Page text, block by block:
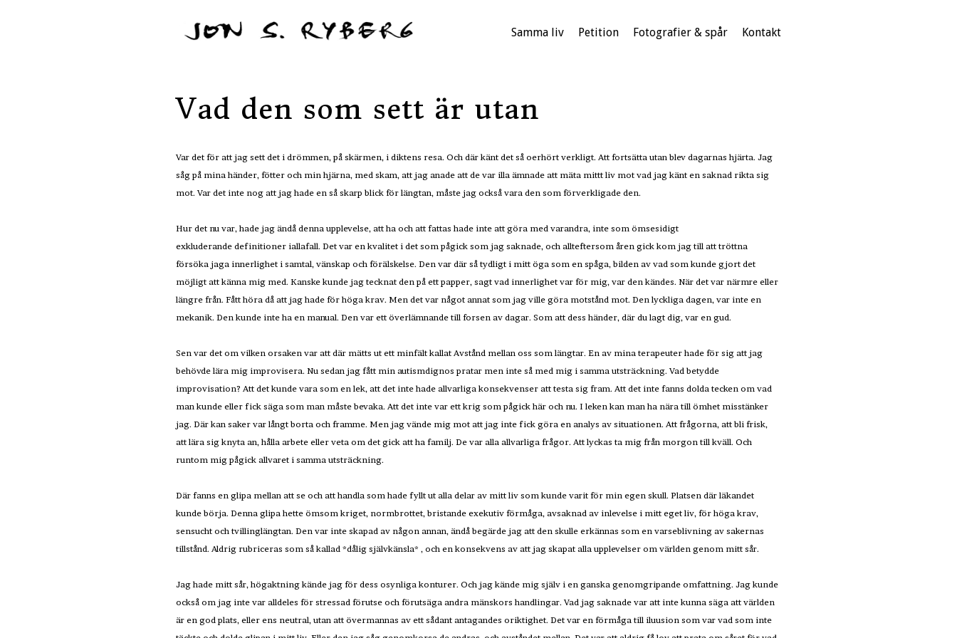
Samma liv Petition Fotografier & spår Kontakt
Vad den som sett är utan
Var det för att jag sett det i drömmen, på skärmen, i diktens resa. Och där känt det så oerhört verkligt. Att fortsätta utan blev dagarnas hjärta. Jag
såg på mina händer, fötter och min hjärna, med skam, att jag anade att de var illa ämnade att mäta mittt liv mot vad jag känt en saknad rikta sig
mot. Var det inte nog att jag hade en så skarp blick för längtan, måste jag också vara den som förverkligade den.
Hur det nu var, hade jag ändå denna upplevelse, att ha och att fattas hade inte att göra med varandra, inte som ömsesidigt
exkluderande definitioner iallafall. Det var en kvalitet i det som pågick som jag saknade, och allteftersom åren gick kom jag till att tröttna
försöka jaga innerlighet i samtal, vänskap och förälskelse. Den var där så tydligt i mitt öga som en spåga, bilden av vad som kunde gjort det
möjligt att känna mig med. Kanske kunde jag tecknat den på ett papper, sagt vad innerlighet var för mig, var den kändes. När det var närmre eller
längre från. Fått höra då att jag hade för höga krav. Men det var något annat som jag ville göra motstånd mot. Den lyckliga dagen, var inte en
mekanik. Den kunde inte ha en manual. Den var ett överlämnande till forsen av dagar. Som att dess händer, där du lagt dig, var en gud.
Sen var det om vilken orsaken var att där mätts ut ett minfält kallat Avstånd mellan oss som längtar. En av mina terapeuter hade för sig att jag
behövde lära mig improvisera. Nu sedan jag fått min autismdignos pratar men inte så med mig i samma utsträckning. Vad betydde
improvisation? Att det kunde vara som en lek, att det inte hade allvarliga konsekvenser att testa sig fram. Att det inte fanns dolda tecken om vad
man kunde eller fick säga som man måste bevaka. Att det inte var ett krig som pågick här och nu. I leken kan man ha nära till ömhet misstänker
jag. Där kan saker var långt borta och framme. Men jag vände mig mot att jag inte fick göra en analys av situationen. Att frågorna, att bli frisk,
att lära sig knyta an, hålla arbete eller veta om det gick att ha familj. De var alla allvarliga frågor. Att lyckas ta mig från morgon till kväll. Och
runtom mig pågick allvaret i samma utsträckning.
Där fanns en glipa mellan att se och att handla som hade fyllt ut alla delar av mitt liv som kunde varit för min egen skull. Platsen där läkandet
kunde börja. Denna glipa hette ömsom kriget, normbrottet, bristande exekutiv förmåga, avsaknad av inlevelse i mitt eget liv, för höga krav,
sensucht och tvillinglängtan. Den var inte skapad av någon annan, ändå begärde jag att den skulle erkännas som en varseblivning av sakernas
tillstånd. Aldrig rubriceras som så kallad *dålig självkänsla* , och en konsekvens av att jag skapat alla upplevelser om världen genom mitt sår.
Jag hade mitt sår, högaktning kände jag för dess osynliga konturer. Och jag kände mig själv i en ganska genomgripande omfattning. Jag kunde
också om jag inte var alldeles för stressad förutse och förutsäga andra mänskors handlingar. Vad jag saknade var att inte kunna säga att världen
är en god plats, eller ens neutral, utan att övermannas av ett sådant antagandes oriktighet. Det var en förmåga till iluusion som var vad som inte